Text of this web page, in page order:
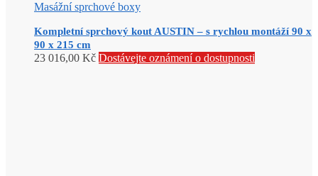
Masážní sprchové boxy
Kompletní sprchový kout AUSTIN – s rychlou montáží 90 x
90 x 215 cm
23 016,00 Kč Dostávejte oznámení o dostupnosti